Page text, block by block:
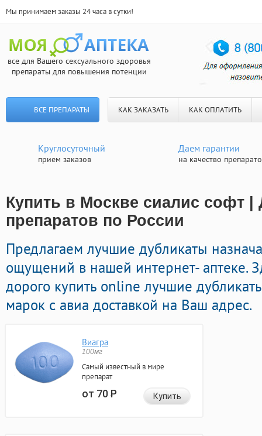
Мы принимаем заказы 24 часа в сутки!
все для Вашего сексуального здоровья
препараты для повышения потенции
ВСЕ ПРЕПАРАТЫ КАК ЗАКАЗАТЬ КАК ОПЛАТИТЬ
Круглосуточный
прием заказов
Даем гарантии
на качество
Купить в Москве сиалис софт |
препаратов по России
Предлагаем лучшие дубликаты
ощущений в нашей интернет- аптеке.
дорого купить online лучшие
марок с авиа доставкой на Ваш адрес.
Виагра
100мг
Самый известный в мире
препарат
от 70Р Купить